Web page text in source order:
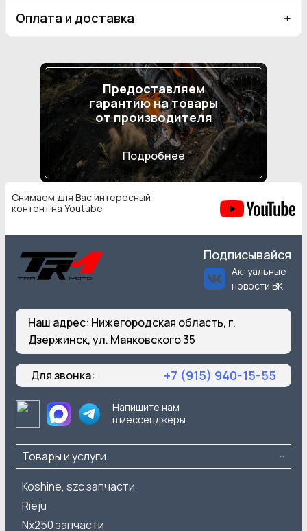
Оплата и доставка
Предоставляем
гарантию на товары
от производителя
Подробнее
Снимаем для Вас интересный
контент на Youtube
Подписывайся
Актуальные
новости ВК
Наш адрес: Нижегородская область, г.
Дзержинск, ул. Маяковского 35
Для звонка: +7 (915) 940-15-55
Напишите нам
в мессенджеры
Товары и услуги
Koshine, szc запчасти
Rieju
Nx250 запчасти